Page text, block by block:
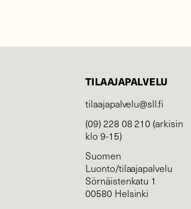
TILAAJAPALVELU
tilaajapalvelu@sll.fi
(09) 228 08 210 (arkisin
klo 9-15)
Suomen
Luonto/tilaajapalvelu
Sörnäistenkatu 1
00580 Helsinki